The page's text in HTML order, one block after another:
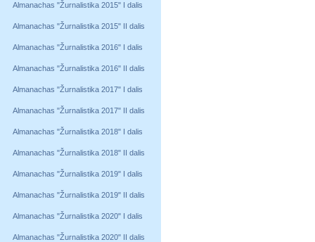
Almanachas "Žurnalistika 2015" I dalis
Almanachas "Žurnalistika 2015" II dalis
Almanachas "Žurnalistika 2016" I dalis
Almanachas "Žurnalistika 2016" II dalis
Almanachas "Žurnalistika 2017" I dalis
Almanachas "Žurnalistika 2017" II dalis
Almanachas "Žurnalistika 2018" I dalis
Almanachas "Žurnalistika 2018" II dalis
Almanachas "Žurnalistika 2019" I dalis
Almanachas "Žurnalistika 2019" II dalis
Almanachas "Žurnalistika 2020" I dalis
Almanachas "Žurnalistika 2020" II dalis